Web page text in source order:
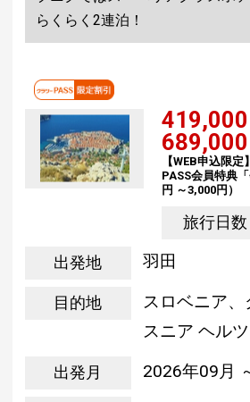
らくらく2連泊！
689,000
【WEB申込限
PASS会員特典
円 ～3,000円）
旅行日数
出発地 羽田
目的地
スロベニア
スニア ヘル
出発月 2026年09月